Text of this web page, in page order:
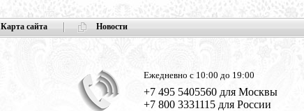
Карта сайта Новости
Ежедневно с 10:00 до 19:00
+7 495 5405560 для Москвы
+7 800 3331115 для России